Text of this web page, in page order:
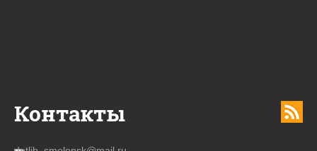
Контакты